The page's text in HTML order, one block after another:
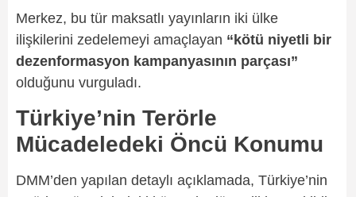
Merkez, bu tür maksatlı yayınların iki ülke
ilişkilerini zedelemeyi amaçlayan “kötü niyetli bir
dezenformasyon kampanyasının parçası”
olduğunu vurguladı.
Türkiye’nin Terörle
Mücadeledeki Öncü Konumu
DMM’den yapılan detaylı açıklamada, Türkiye’nin